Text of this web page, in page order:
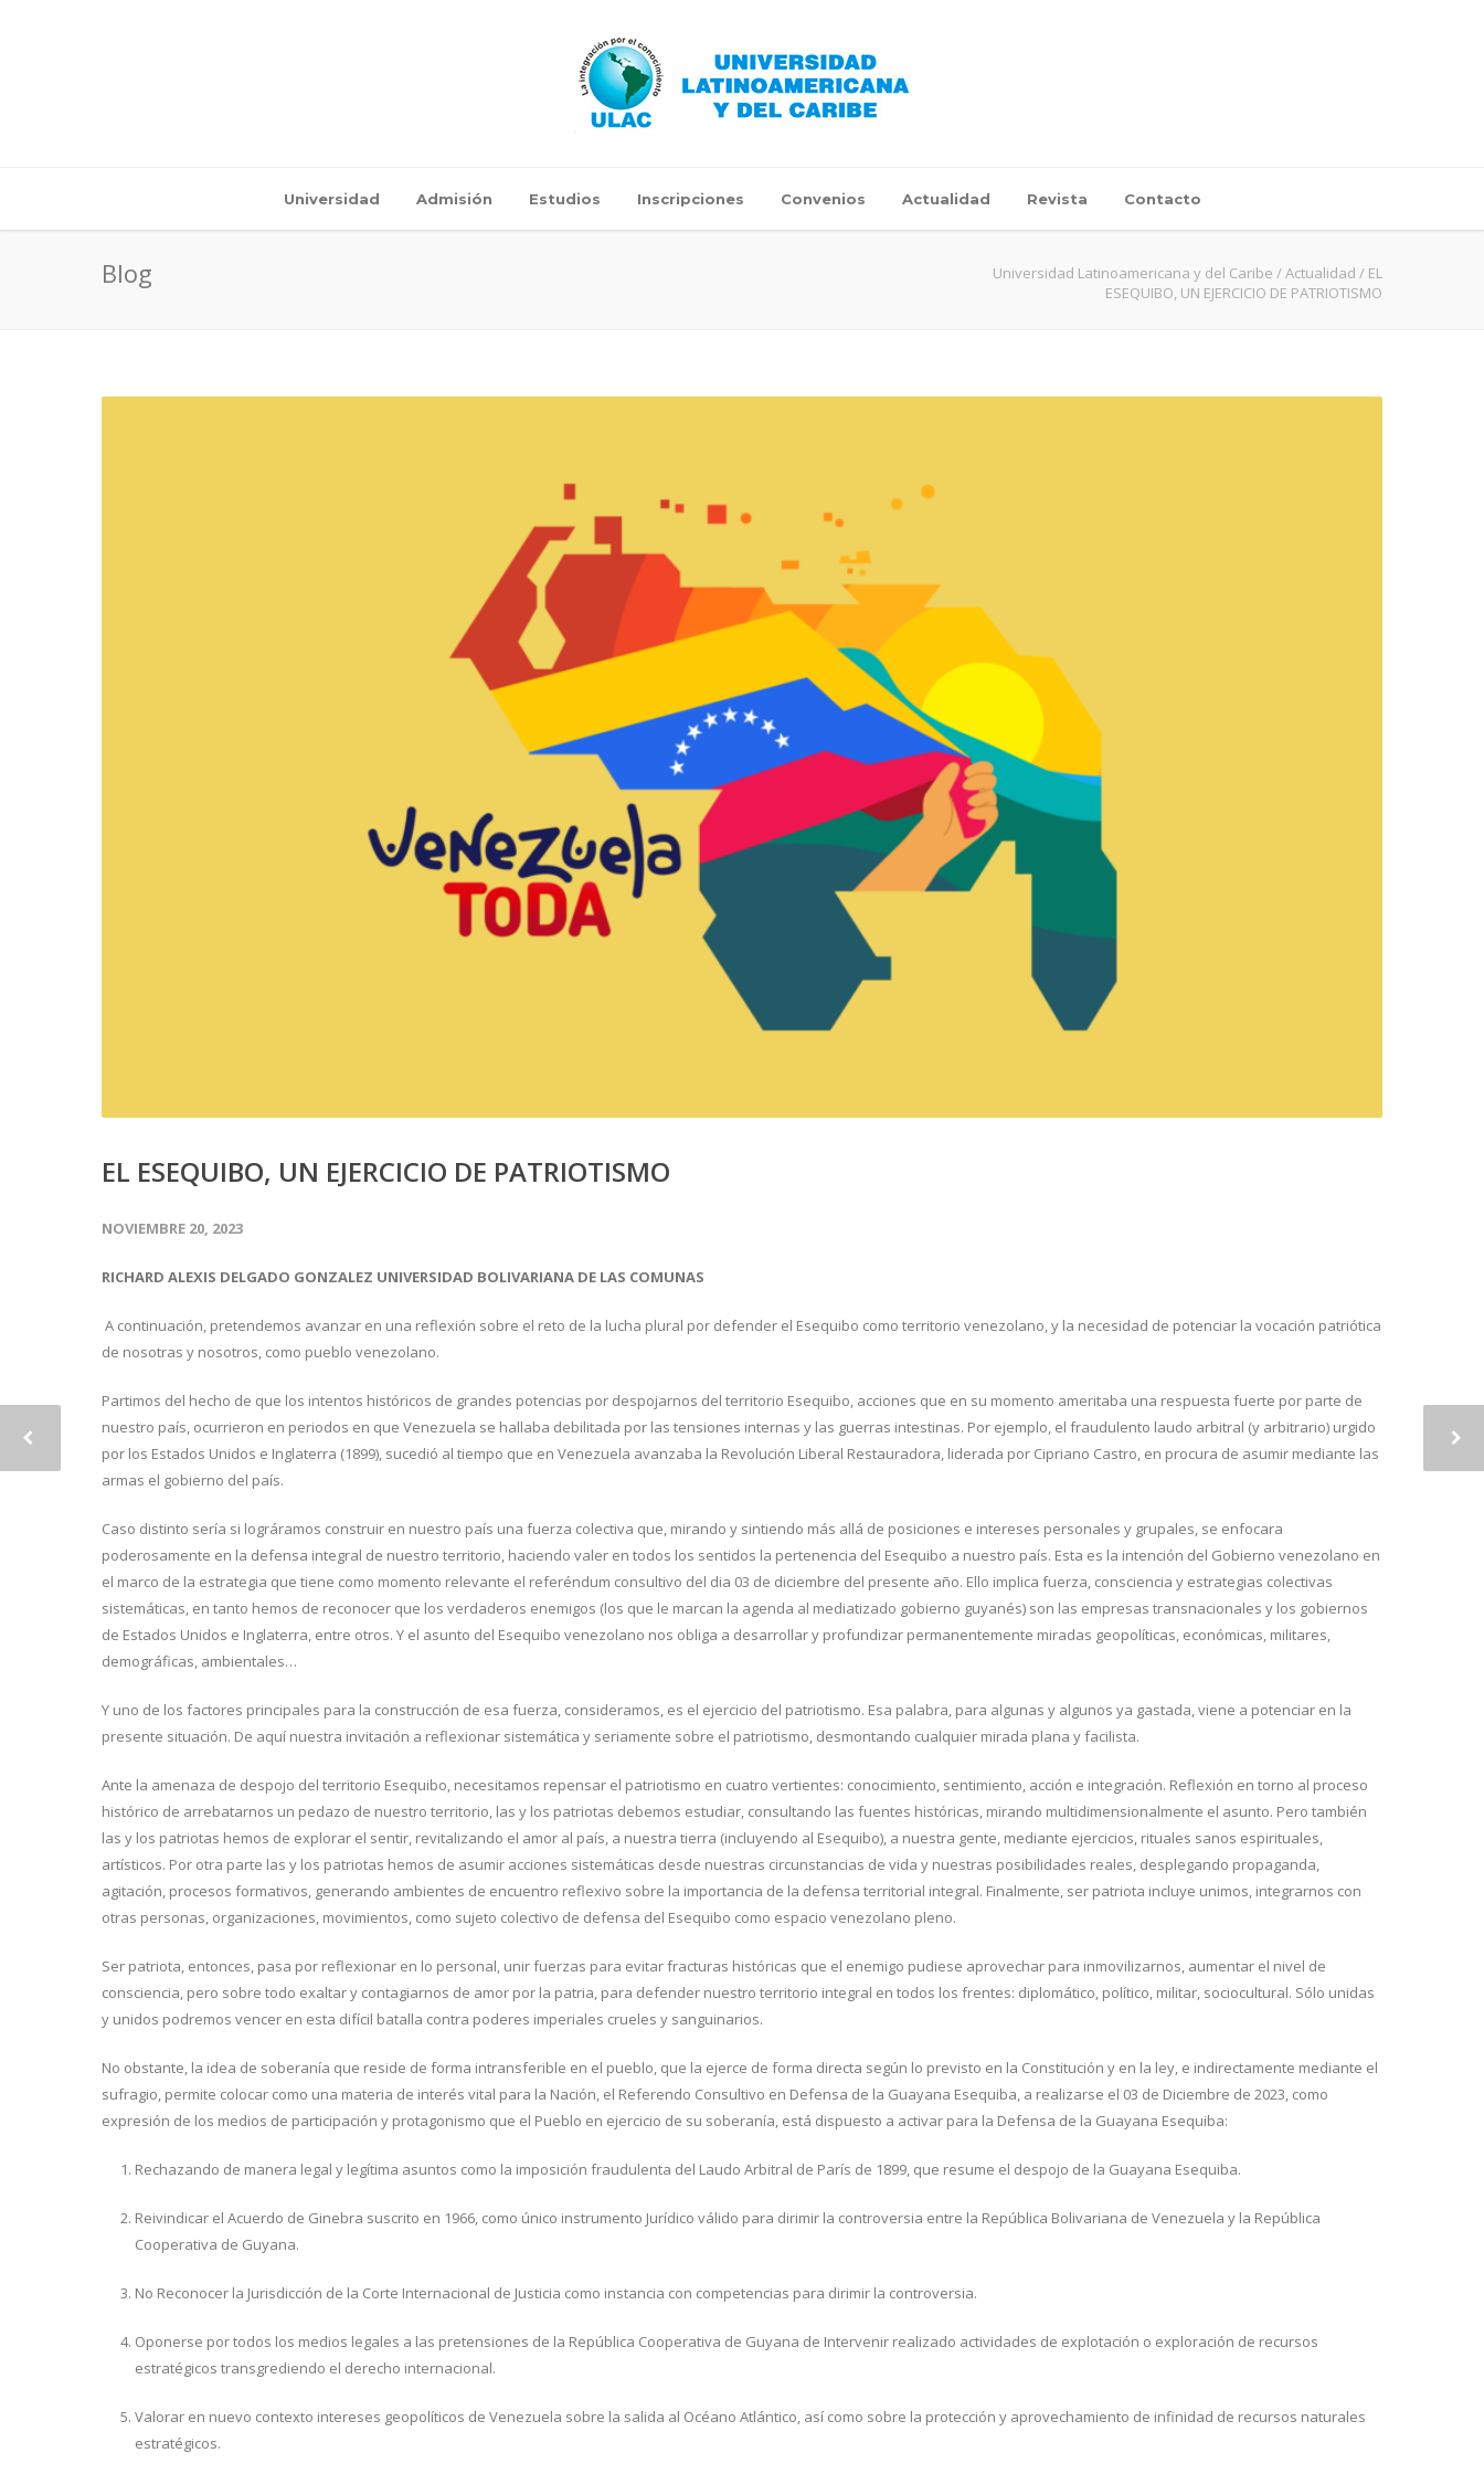
Universidad Admisión Estudios Inscripciones Convenios Actualidad Revista Contacto
Blog Universidad Latinoamericana y del Caribe /Actualidad / EL
ESEQUIBO, UN EJERCICIO DE PATRIOTISMO
EL ESEQUIBO, UN EJERCICIO DE PATRIOTISMO
NOVIEMBRE 20, 2023
RICHARD ALEXIS DELGADO GONZALEZ UNIVERSIDAD BOLIVARIANA DE LAS COMUNAS
A continuación, pretendemos avanzar en una reflexión sobre el reto de la lucha plural por defender el Esequibo como territorio venezolano, y la necesidad de potenciar la vocación patriótica
de nosotras y nosotros, como pueblo venezolano.
Partimos del hecho de que los intentos históricos de grandes potencias por despojarnos del territorio Esequibo, acciones que en su momento ameritaba una respuesta fuerte por parte de
nuestro país, ocurrieron en periodos en que Venezuela se hallaba debilitada por las tensiones internas y las guerras intestinas. Por ejemplo, el fraudulento laudo arbitral (y arbitrario) urgido
por los Estados Unidos e Inglaterra (1899), sucedió al tiempo que en Venezuela avanzaba la Revolución Liberal Restauradora, liderada por Cipriano Castro, en procura de asumir mediante las
armas el gobierno del país.
Caso distinto sería si lográramos construir en nuestro país una fuerza colectiva que, mirando y sintiendo más allá de posiciones e intereses personales y grupales, se enfocara
poderosamente en la defensa integral de nuestro territorio, haciendo valer en todos los sentidos la pertenencia del Esequibo a nuestro país. Esta es la intención del Gobierno venezolano en
el marco de la estrategia que tiene como momento relevante el referéndum consultivo del dia 03 de diciembre del presente año. Ello implica fuerza, consciencia y estrategias colectivas
sistemáticas, en tanto hemos de reconocer que los verdaderos enemigos (los que le marcan la agenda al mediatizado gobierno guyanés) son las empresas transnacionales y los gobiernos
de Estados Unidos e Inglaterra, entre otros. Y el asunto del Esequibo venezolano nos obliga a desarrollar y profundizar permanentemente miradas geopolíticas, económicas, militares,
demográficas, ambientales…
Y uno de los factores principales para la construcción de esa fuerza, consideramos, es el ejercicio del patriotismo. Esa palabra, para algunas y algunos ya gastada, viene a potenciar en la
presente situación. De aquí nuestra invitación a reflexionar sistemática y seriamente sobre el patriotismo, desmontando cualquier mirada plana y facilista.
Ante la amenaza de despojo del territorio Esequibo, necesitamos repensar el patriotismo en cuatro vertientes: conocimiento, sentimiento, acción e integración. Reflexión en torno al proceso
histórico de arrebatarnos un pedazo de nuestro territorio, las y los patriotas debemos estudiar, consultando las fuentes históricas, mirando multidimensionalmente el asunto. Pero también
las y los patriotas hemos de explorar el sentir, revitalizando el amor al país, a nuestra tierra (incluyendo al Esequibo), a nuestra gente, mediante ejercicios, rituales sanos espirituales,
artísticos. Por otra parte las y los patriotas hemos de asumir acciones sistemáticas desde nuestras circunstancias de vida y nuestras posibilidades reales, desplegando propaganda,
agitación, procesos formativos, generando ambientes de encuentro reflexivo sobre la importancia de la defensa territorial integral. Finalmente, ser patriota incluye unimos, integrarnos con
otras personas, organizaciones, movimientos, como sujeto colectivo de defensa del Esequibo como espacio venezolano pleno.
Ser patriota, entonces, pasa por reflexionar en lo personal, unir fuerzas para evitar fracturas históricas que el enemigo pudiese aprovechar para inmovilizarnos, aumentar el nivel de
consciencia, pero sobre todo exaltar y contagiarnos de amor por la patria, para defender nuestro territorio integral en todos los frentes: diplomático, político, militar, sociocultural. Sólo unidas
y unidos podremos vencer en esta difícil batalla contra poderes imperiales crueles y sanguinarios.
No obstante, la idea de soberanía que reside de forma intransferible en el pueblo, que la ejerce de forma directa según lo previsto en la Constitución y en la ley, e indirectamente mediante el
sufragio, permite colocar como una materia de interés vital para la Nación, el Referendo Consultivo en Defensa de la Guayana Esequiba, a realizarse el 03 de Diciembre de 2023, como
expresión de los medios de participación y protagonismo que el Pueblo en ejercicio de su soberanía, está dispuesto a activar para la Defensa de la Guayana Esequiba:
Rechazando de manera legal y legítima asuntos como la imposición fraudulenta del Laudo Arbitral de París de 1899, que resume el despojo de la Guayana Esequiba.
Reivindicar el Acuerdo de Ginebra suscrito en 1966, como único instrumento Jurídico válido para dirimir la controversia entre la República Bolivariana de Venezuela y la República
Cooperativa de Guyana.
No Reconocer la Jurisdicción de la Corte Internacional de Justicia como instancia con competencias para dirimir la controversia.
Oponerse por todos los medios legales a las pretensiones de la República Cooperativa de Guyana de Intervenir realizado actividades de explotación o exploración de recursos
estratégicos transgrediendo el derecho internacional.
Valorar en nuevo contexto intereses geopolíticos de Venezuela sobre la salida al Océano Atlántico, así como sobre la protección y aprovechamiento de infinidad de recursos naturales
estratégicos.